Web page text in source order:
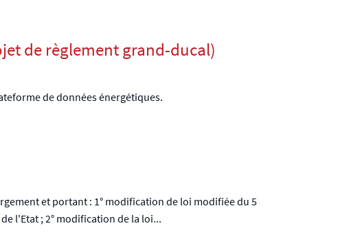
de règlement grand-ducal)
de données énergétiques.
et portant : 1° modification de loi modifiée du 5
l'Etat ; 2° modification de la loi...